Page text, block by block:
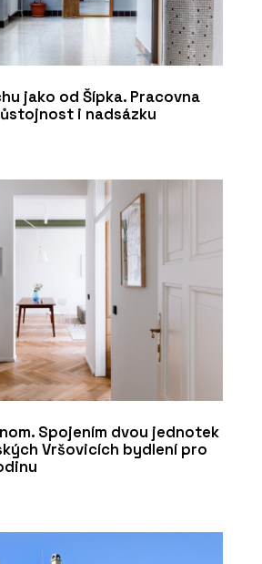
jako od Šípka. Pracovna
i nadsázku
Spojením dvou jednotek
Vršovicích bydlení pro